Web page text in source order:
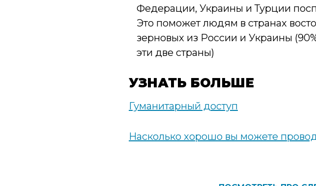
Федерации, Украины и Турции
Это поможет людям в странах
зерновых из России и Украины
эти две страны)
УЗНАТЬ БОЛЬШЕ
Гуманитарный доступ
Насколько хорошо вы можете